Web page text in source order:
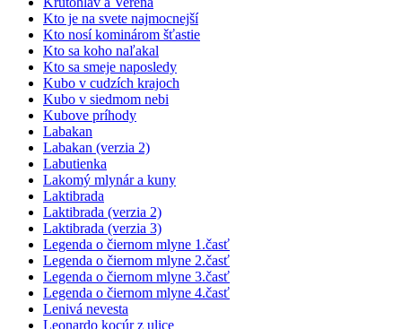
Kto je na svete najmocnejší
Kto nosí kominárom šťastie
Kto sa koho naľakal
Kto sa smeje naposledy
Kubo v cudzích krajoch
Kubo v siedmom nebi
Kubove príhody
Labakan
Labakan (verzia 2)
Labutienka
Lakomý mlynár a kuny
Laktibrada
Laktibrada (verzia 2)
Laktibrada (verzia 3)
Legenda o čiernom mlyne 1.časť
Legenda o čiernom mlyne 2.časť
Legenda o čiernom mlyne 3.časť
Legenda o čiernom mlyne 4.časť
Lenivá nevesta
Leonardo kocúr z ulice